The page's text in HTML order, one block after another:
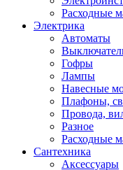
Расходные
Электрика
Автоматы
Гофры
Лампы
Навесные
Плафоны,
Провода,
Разное
Расходные
Сантехника
Аксессуары